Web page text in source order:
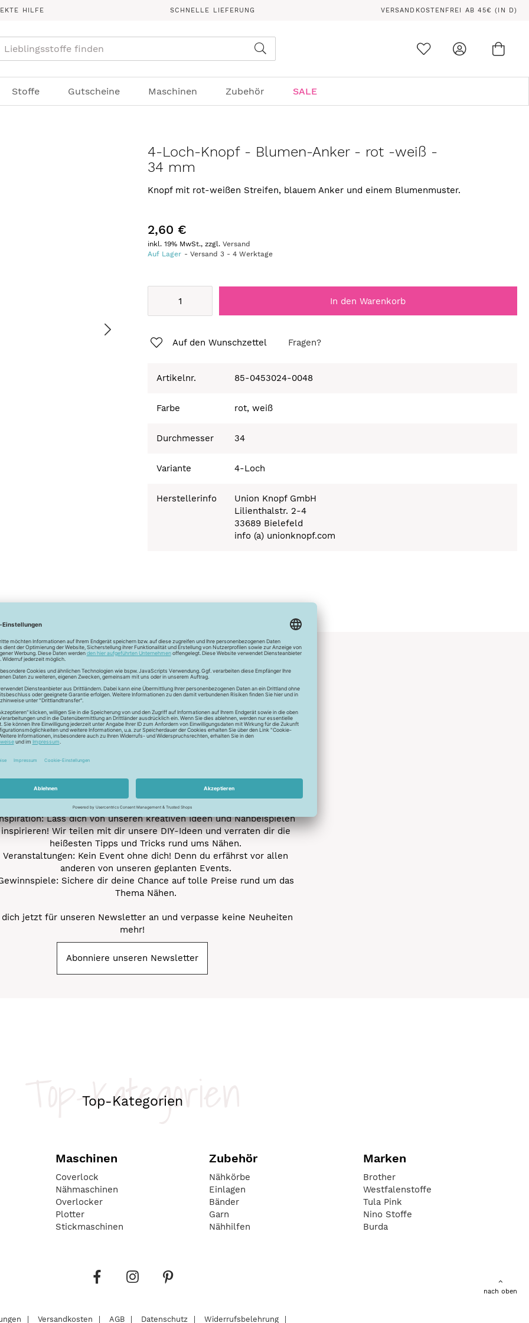
HILFE SCHNELLE LIEFERUNG VERSANDKOSTENFREI AB 45€ (IN D)
Stoffe Gutscheine Maschinen Zubehör SALE
4-Loch-Knopf - Blumen-Anker - rot -weiß -
34 mm
Knopf mit rot-weißen Streifen, blauem Anker und einem Blumenmuster.
2,60 €
inkl. 19% MwSt., zzgl.Versand
Auf Lager
Versand3 -4 Werktage
In den Warenkorb
Auf den Wunschzettel Fragen?
Artikelnr. 85-0453024-0048
Farbe rot, weiß
Durchmesser 34
Variante 4-Loch
Herstellerinfo
Union Knopf GmbH
Lilienthalstr. 2-4
33689 Bielefeld
info (a) unionknopf.com
Unser Newsletter
Newsletter
jetzt unseren exklusiven Newsletter und profitiere von zahlreichen
Vorteilen:
Aktionen und Rabatte: Als Newsletter Abonnent erfährst du als erstes
Neue Stoffe entdecken: Wir informieren dich regelmäßig über die
neuesten Stofftrends der Saison. Plane mit uns deine neuen
Nähprojekte.
Lass dich von unseren kreativen Ideen und Nähbeispielen
inspirieren! Wir teilen mit dir unsere DIY-Ideen und verraten dir die
heißesten Tipps und Tricks rund ums Nähen.
Veranstaltungen: Kein Event ohne dich! Denn du erfährst vor allen
anderen von unseren geplanten Events.
Sichere dir deine Chance auf tolle Preise rund um das
Thema Nähen.
dich jetzt für unseren Newsletter an und verpasse keine Neuheiten
mehr!
Abonniere unseren Newsletter
Top-Kategorien
Top-Kategorien
Maschinen
Coverlock
Nähmaschinen
Overlocker
Plotter
Stickmaschinen
Zubehör
Nähkörbe
Einlagen
Bänder
Garn
Nähhilfen
Marken
Brother
Westfalenstoffe
Tula Pink
Nino Stoffe
Burda
nach oben
Versandkosten AGB Datenschutz Widerrufsbelehrung